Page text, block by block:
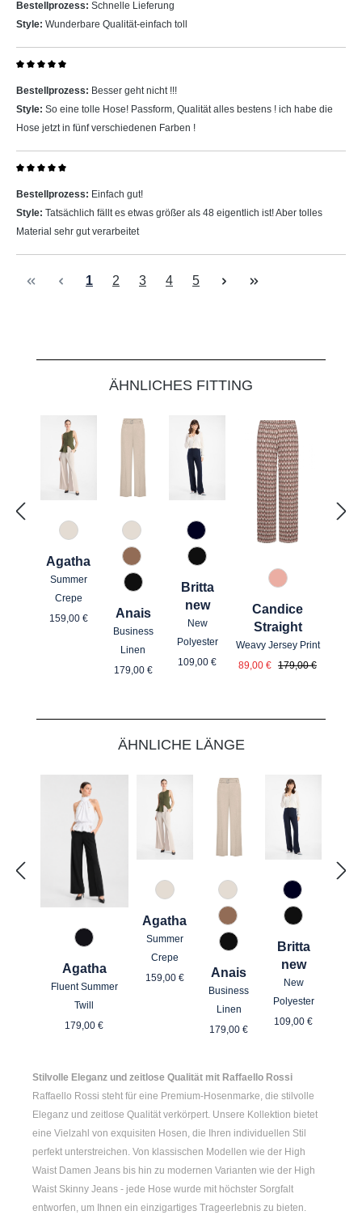
Bestellprozess: Schnelle Lieferung
Style: Wunderbare Qualität-einfach toll
Bestellprozess: Besser geht nicht !!!
Style: So eine tolle Hose! Passform, Qualität alles bestens ! ich habe die
Hose jetzt in fünf verschiedenen Farben !
Bestellprozess: Einfach gut!
Style: Tatsächlich fällt es etwas größer als 48 eigentlich ist! Aber tolles
Material sehr gut verarbeitet
Seite
1 Seite
2 Seite
3 Seite
4 Seite
5
ÄHNLICHES FITTING
343 Marzipan
Agatha
Summer
Crepe
Regulärer Preis:
159,00 €
343 Marzipan
614 Toffee
990 Schwarz
Anais
Business
Linen
Regulärer Preis:
179,00 €
890 Marine
990 Schwarz
Britta
new
New
Polyester
Regulärer Preis:
109,00 €
58 Pink
Candice
Straight
Weavy Jersey Print
Verkaufspreis:
89,00 € Regulärer Preis:
179,00 €
ÄHNLICHE LÄNGE
967 Mitternachtsgrau
Agatha
Fluent Summer
Twill
Regulärer Preis:
179,00 €
343 Marzipan
Agatha
Summer
Crepe
Regulärer Preis:
159,00 €
343 Marzipan
614 Toffee
990 Schwarz
Anais
Business
Linen
Regulärer Preis:
179,00 €
890 Marine
990
Britta
new
New
Polyester
Regulärer
109,00 €
Stilvolle Eleganz und zeitlose Qualität mit Raffaello Rossi
Raffaello Rossi steht für eine Premium-Hosenmarke, die stilvolle
Eleganz und zeitlose Qualität verkörpert. Unsere Kollektion bietet
eine Vielzahl von exquisiten Hosen, die Ihren individuellen Stil
perfekt unterstreichen. Von klassischen Modellen wie der High
Waist Damen Jeans bis hin zu modernen Varianten wie der High
Waist Skinny Jeans - jede Hose wurde mit höchster Sorgfalt
entworfen, um Ihnen ein einzigartiges Trageerlebnis zu bieten.